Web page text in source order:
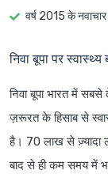
वर्ष 2015 के
निवा बूपा पर स्वास्थ्य
निवा बूपा भारत में
ज़रूरत के हिसाब से
है। 70 लाख से ज़्यादा
बाद से ही कम समय में